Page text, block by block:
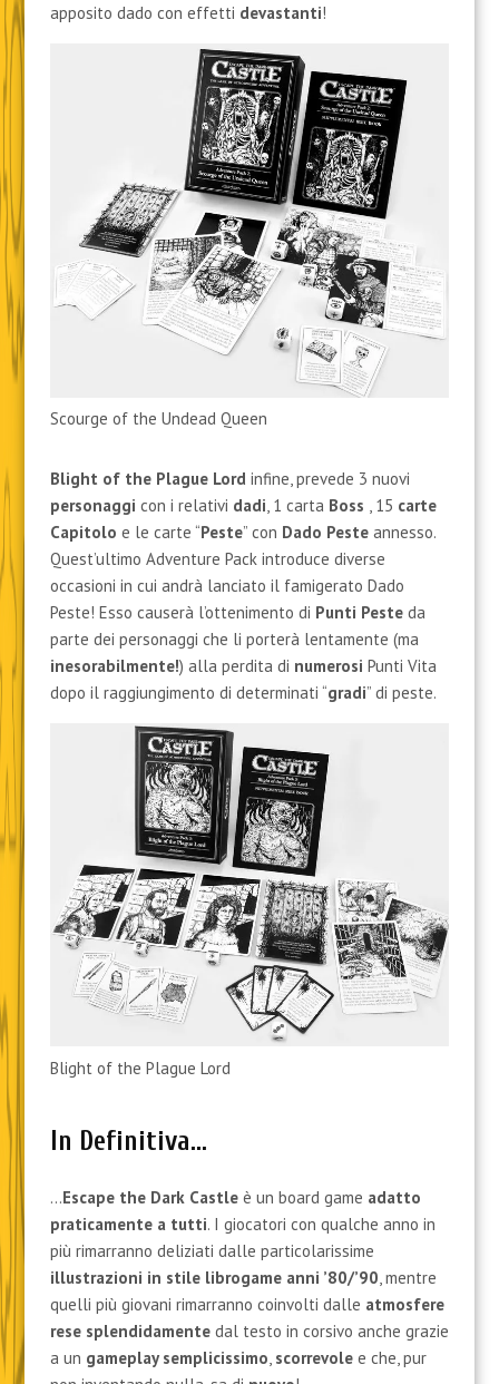
apposito dado con effetti devastanti!
Scourge of the Undead Queen
Blight of the Plague Lord infine, prevede 3 nuovi
personaggi con i relativi dadi, 1 carta Boss , 15 carte
Capitolo e le carte “Peste” con Dado Pesteannesso.
Quest’ultimo Adventure Pack introduce diverse
occasioni in cui andrà lanciato il famigerato Dado
Peste! Esso causerà l’ottenimento di Punti Pesteda
parte dei personaggi che li porterà lentamente (ma
inesorabilmente!) alla perdita di numerosi Punti Vita
dopo il raggiungimento di determinati “gradi” di peste.
Blight of the Plague Lord
In Definitiva…
…Escape the Dark Castleè un board game adatto
praticamente a tutti. I giocatori con qualche anno in
più rimarranno deliziati dalle particolarissime
illustrazioni in stile librogame anni ’80/’90, mentre
quelli più giovani rimarranno coinvolti dalle atmosfere
rese splendidamentedal testo in corsivo anche grazie
a un gameplay semplicissimo, scorrevolee che, pur